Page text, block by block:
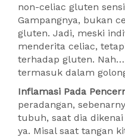
non-celiac gluten
Gampangnya, bukan
gluten. Jadi, meski
menderita celiac,
terhadap gluten.
termasuk dalam
Inflamasi Pada
peradangan,
tubuh, saat dia
ya. Misal saat tangan